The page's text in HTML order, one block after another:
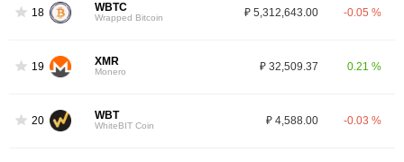
18 WBTC
Wrapped Bitcoin ₽ 5,312,643.00 -0.05 %
19 XMR
Monero ₽ 32,509.37 0.21 %
20 WBT
WhiteBIT Coin ₽ 4,588.00 -0.03 %